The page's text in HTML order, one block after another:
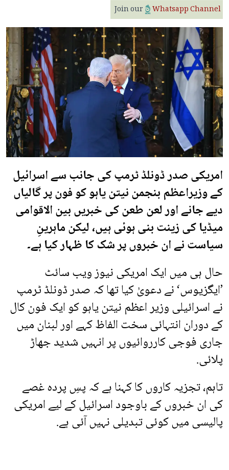
Join our Whatsapp Channel
امریکی صدر ڈونلڈ ٹرمپ کی جانب سے اسرائیل
کے وزیراعظم بنجمن نیتن یاہو کو فون پر گالیاں
دیے جانے اور لعن طعن کی خبریں بین الاقوامی
میڈیا کی زینت بنی ہوئی ہیں، لیکن ماہرینِ
سیاست نے ان خبروں پر شک کا ظہار کیا ہے۔
حال ہی میں ایک امریکی نیوز ویب سائٹ
’ایگزیوس‘ نے دعویٰ کیا تھا کہ صدر ڈونلڈ ٹرمپ
نے اسرائیلی وزیر اعظم نیتن یاہو کو ایک فون کال
کے دوران انتہائی سخت الفاظ کہے اور لبنان میں
جاری فوجی کارروائیوں پر انہیں شدید جھاڑ
پلائی.
تاہم، تجزیہ کاروں کا کہنا ہے کہ پسِ پردہ غصے
کی ان خبروں کے باوجود اسرائیل کے لیے امریکی
پالیسی میں کوئی تبدیلی نہیں آئی ہے.